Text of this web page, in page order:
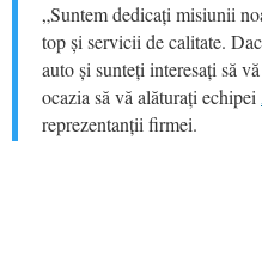
„Suntem dedicați misiunii
top și servicii de calitate.
auto și sunteți interesați să
ocazia să vă alăturați echipei
reprezentanții firmei.